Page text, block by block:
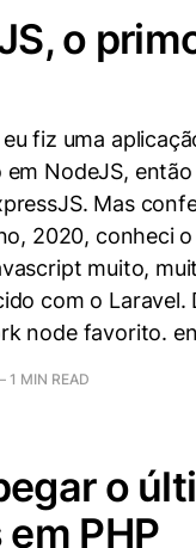
o
fiz uma
NodeJS,
Mas
2020, conheci
muito,
com o Laravel.
node favorito.
1 MIN READ
o
PHP